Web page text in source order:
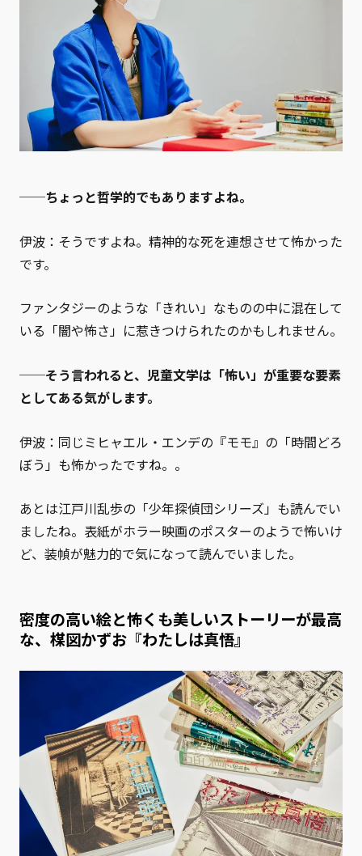
──ちょっと哲学的でもありますよね。
伊波：そうですよね。精神的な死を連想させて怖かった
です。
ファンタジーのような「きれい」なものの中に混在して
いる「闇や怖さ」に惹きつけられたのかもしれません。
──そう言われると、児童文学は「怖い」が重要な要素
としてある気がします。
伊波：同じミヒャエル・エンデの『モモ』の「時間どろ
ぼう」も怖かったですね。。
あとは江戸川乱歩の「少年探偵団シリーズ」も読んでい
ましたね。表紙がホラー映画のポスターのようで怖いけ
ど、装幀が魅力的で気になって読んでいました。
密度の高い絵と怖くも美しいストーリーが最高
な、楳図かずお『わたしは真悟』